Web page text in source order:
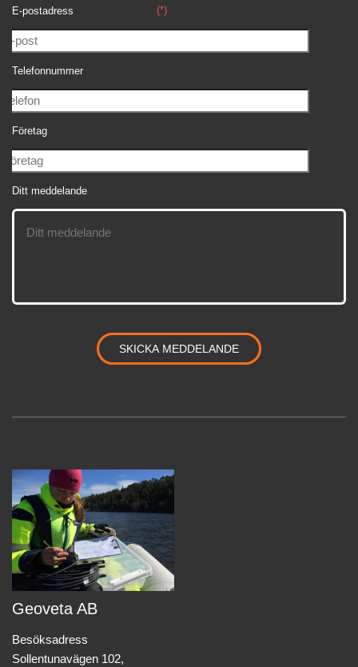
E-postadress (*)
Telefonnummer
Företag
Ditt meddelande
Geoveta AB
Besöksadress
Sollentunavägen 102,